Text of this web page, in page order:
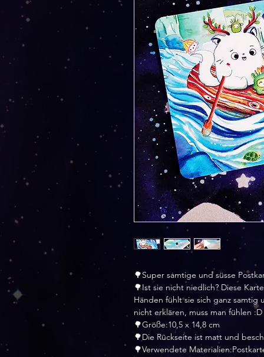
🌳Super samtige und süsse
🌳Ist sie nicht niedlich? Diese
Händen fühlt sie sich ganz samtig
nicht erklären, muss man fühlen :D
🌳Größe:10,5 x 14,8 cm
🌳Die Rückseite ist matt und
🌳Verwendete